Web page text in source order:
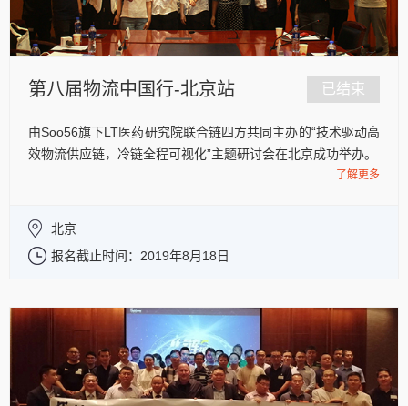
第八届物流中国行-北京站 已结束
由Soo56旗下LT医药研究院联合链四方共同主办的“技术驱动高
效物流供应链，冷链全程可视化”主题研讨会在北京成功举办。
了解更多
北京
报名截止时间：2019年8月18日